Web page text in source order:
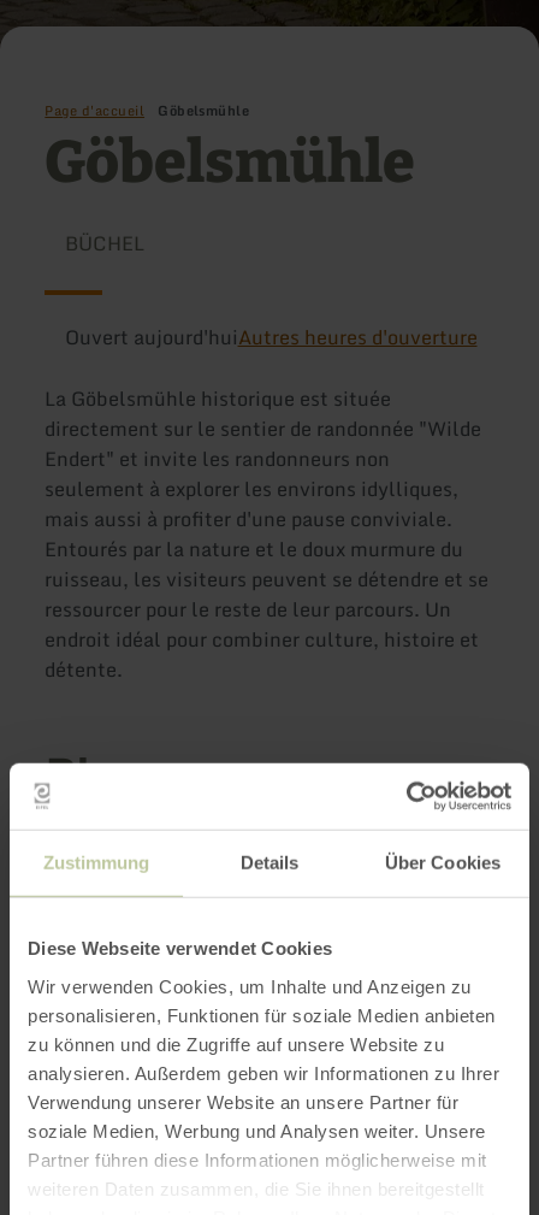
Zustimmung Details Über Cookies
Diese Webseite verwendet Cookies
Wir verwenden Cookies, um Inhalte und Anzeigen zu
personalisieren, Funktionen für soziale Medien anbieten
zu können und die Zugriffe auf unsere Website zu
analysieren. Außerdem geben wir Informationen zu Ihrer
Verwendung unserer Website an unsere Partner für
soziale Medien, Werbung und Analysen weiter. Unsere
Partner führen diese Informationen möglicherweise mit
weiteren Daten zusammen, die Sie ihnen bereitgestellt
Page d'accueil Göbelsmühle
Göbelsmühle
BÜCHEL
Ouvert aujourd'huiAutres heures d'ouverture
La Göbelsmühle historique est située
directement sur le sentier de randonnée "Wilde
Endert" et invite les randonneurs non
seulement à explorer les environs idylliques,
mais aussi à profiter d'une pause conviviale.
Entourés par la nature et le doux murmure du
ruisseau, les visiteurs peuvent se détendre et se
ressourcer pour le reste de leur parcours. Un
endroit idéal pour combiner culture, histoire et
détente.
Plus
d'informations
Heures d'ouverture
Caractéristiques / Particularités
Catégories